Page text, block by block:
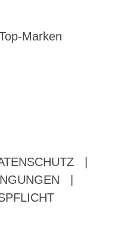
Marken